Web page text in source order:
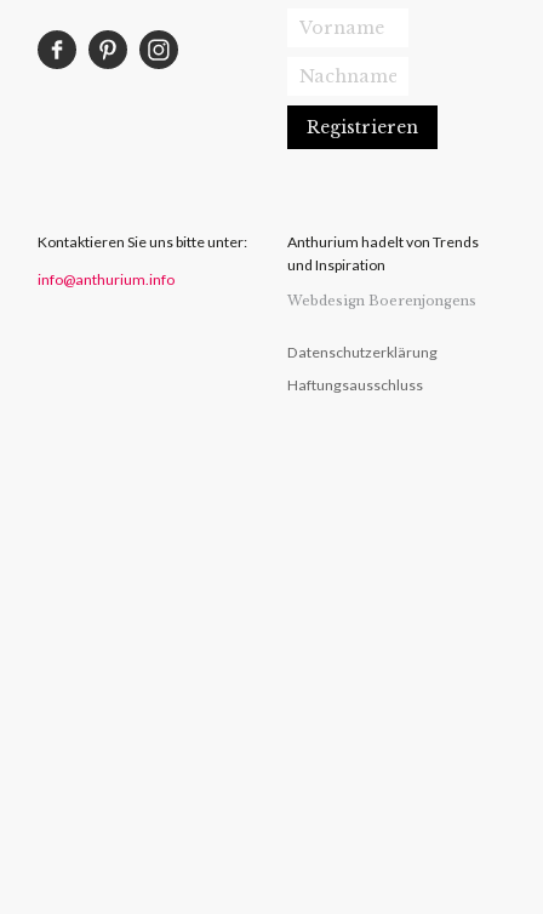
Kontaktieren Sie uns bitte unter:
info@anthurium.info
Anthurium hadelt von Trends
und Inspiration
Webdesign Boerenjongens
Datenschutzerklärung
Haftungsausschluss